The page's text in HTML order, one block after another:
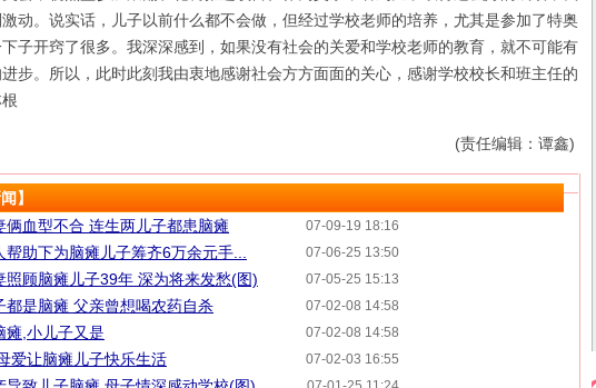
动。说实话，儿子以前什么都不会做，但经过学校老师的培养，尤其是参加了特奥
子开窍了很多。我深深感到，如果没有社会的关爱和学校老师的教育，就不可能有
进步。所以，此时此刻我由衷地感谢社会方方面面的关心，感谢学校校长和班主任的
(责任编辑：谭鑫)
】
07-09-19 18:16
俩血型不合 连生两儿子都患脑瘫
07-06-25 13:50
帮助下为脑瘫儿子筹齐6万余元手...
07-05-25 15:13
照顾脑瘫儿子39年 深为将来发愁(图)
07-02-08 14:58
都是脑瘫 父亲曾想喝农药自杀
07-02-08 14:58
瘫,小儿子又是
07-02-03 16:55
爱让脑瘫儿子快乐生活